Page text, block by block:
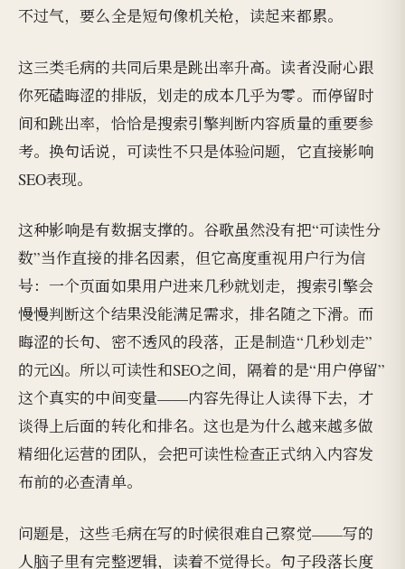
不过气，要么全是短句像机关枪，读起来都累。
这三类毛病的共同后果是跳出率升高。读者没耐心跟
你死磕晦涩的排版，划走的成本几乎为零。而停留时
间和跳出率，恰恰是搜索引擎判断内容质量的重要参
考。换句话说，可读性不只是体验问题，它直接影响
SEO表现。
这种影响是有数据支撑的。谷歌虽然没有把“可读性分
数”当作直接的排名因素，但它高度重视用户行为信
号：一个页面如果用户进来几秒就划走，搜索引擎会
慢慢判断这个结果没能满足需求，排名随之下滑。而
晦涩的长句、密不透风的段落，正是制造“几秒划走”
的元凶。所以可读性和SEO之间，隔着的是“用户停留”
这个真实的中间变量——内容先得让人读得下去，才
谈得上后面的转化和排名。这也是为什么越来越多做
精细化运营的团队，会把可读性检查正式纳入内容发
布前的必查清单。
问题是，这些毛病在写的时候很难自己察觉——写的
人脑子里有完整逻辑，读着不觉得长。句子段落长度